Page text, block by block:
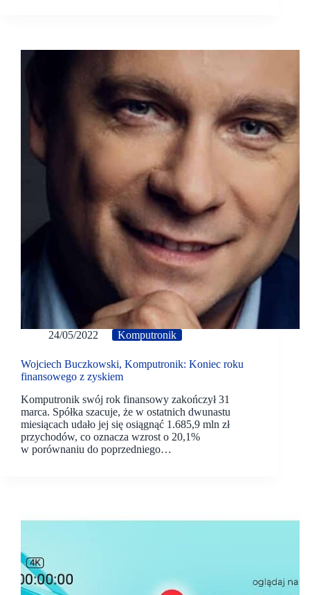
24/05/2022 Komputronik
Wojciech Buczkowski, Komputronik: Koniec roku
finansowego z zyskiem
Komputronik swój rok finansowy zakończył 31
marca. Spółka szacuje, że w ostatnich dwunastu
miesiącach udało jej się osiągnąć 1.685,9 mln zł
przychodów, co oznacza wzrost o 20,1%
w porównaniu do poprzedniego…